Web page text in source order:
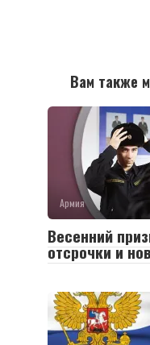
Вам также
Армия
Весенний
отсрочки и